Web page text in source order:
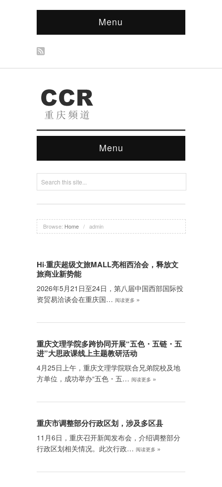
Menu
Menu
Browse: Home / admin
Hi·重庆超级文旅MALL亮相西洽会，释放文
旅商业新势能
2026年5月21日至24日，第八届中国西部国际投
资贸易洽谈会在重庆国… 阅读更多 »
重庆文理学院多跨协同开展“五色・五链・五
进”大思政课线上主题教研活动
4月25日上午，重庆文理学院联合兄弟院校及地
方单位，成功举办“五色・五… 阅读更多 »
重庆市调整部分行政区划，涉及多区县
11月6日，重庆召开新闻发布会，介绍调整部分
行政区划相关情况。此次行政… 阅读更多 »